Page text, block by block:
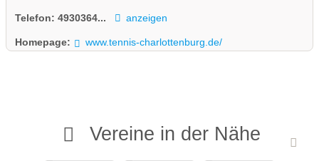
Telefon: 4930364... anzeigen
Homepage: www.tennis-charlottenburg.de/
Vereine in der Nähe